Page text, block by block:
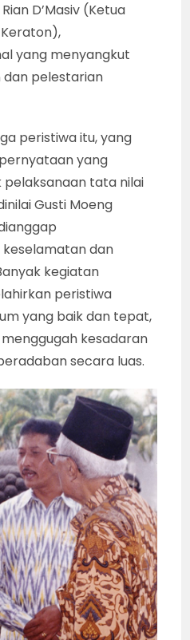
D’Masiv (Ketua
yang menyangkut
pelestarian
peristiwa itu, yang
yang
tata nilai
Gusti Moeng
dan
kegiatan
peristiwa
yang baik dan tepat,
kesadaran
secara luas.